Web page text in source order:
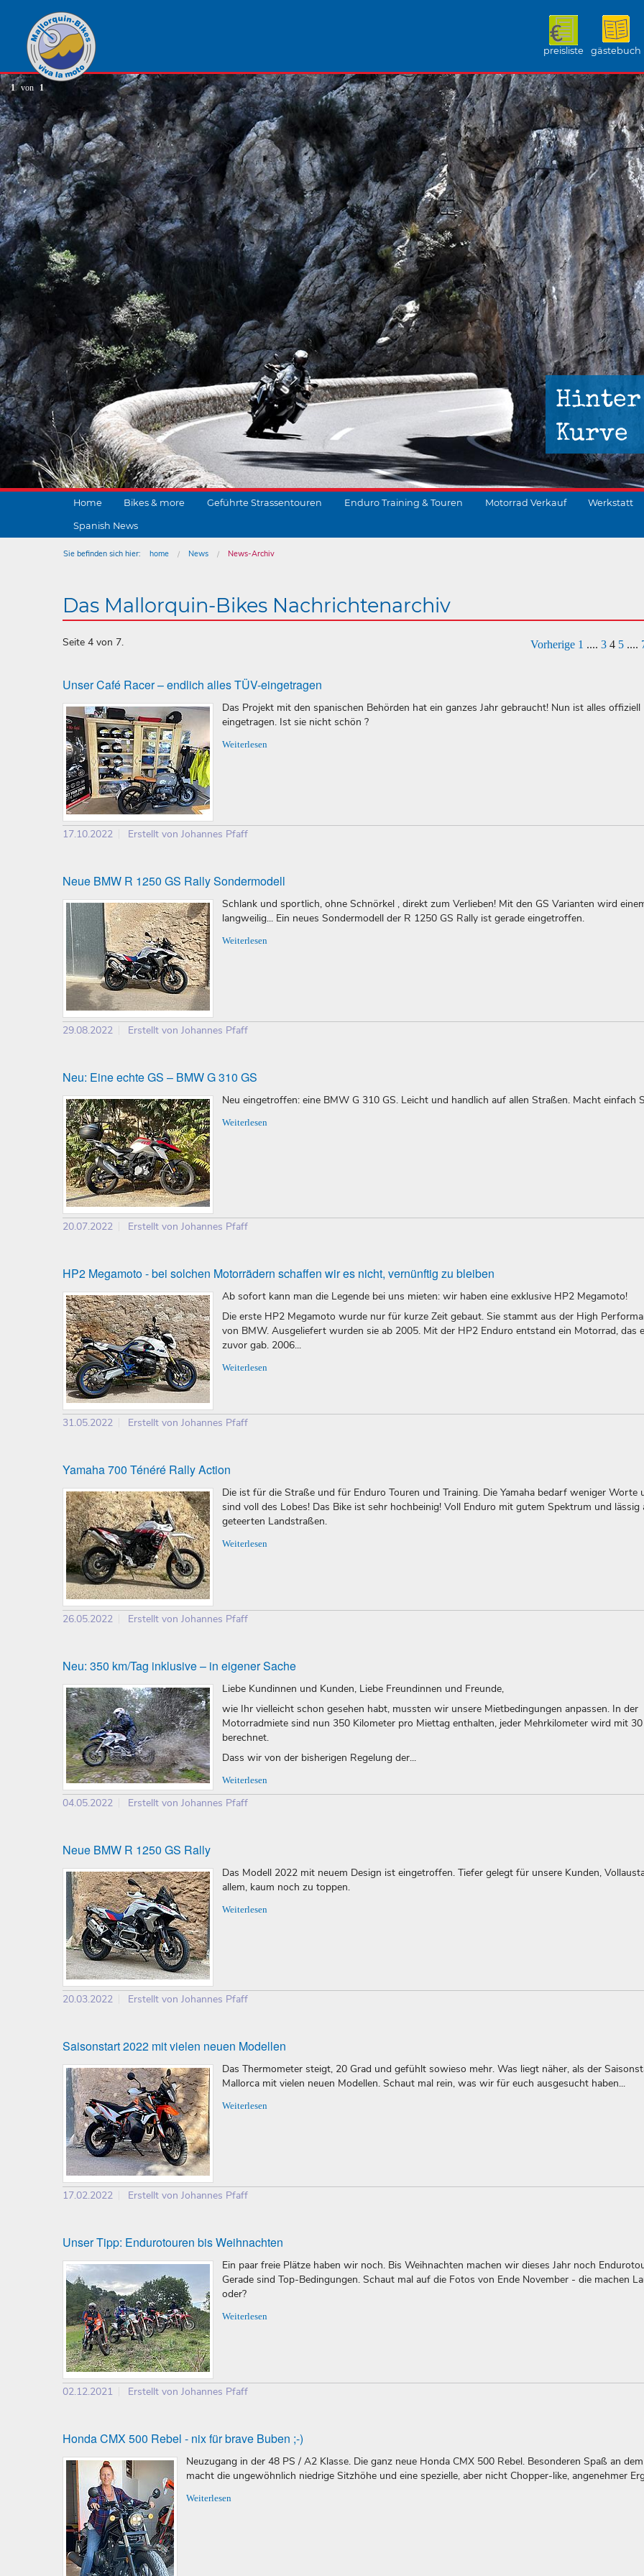
preisliste gästebuch
Hinter
Kurve
1 von 1
Home Bikes & more Geführte Strassentouren Enduro Training & Touren Motorrad Verkauf Werkstatt
Spanish News
Sie befinden sich hier: home News
News-Archiv
Das Mallorquin-Bikes Nachrichtenarchiv
Seite 4 von 7. Vorherige 1 .... 3 4 5 ....
Unser Café Racer – endlich alles TÜV-eingetragen
Das Projekt mit den spanischen Behörden hat ein ganzes Jahr gebraucht! Nun ist alles offiziell
eingetragen. Ist sie nicht schön ?
Weiterlesen
17.10.2022 Erstellt von Johannes Pfaff
Neue BMW R 1250 GS Rally Sondermodell
Schlank und sportlich, ohne Schnörkel , direkt zum Verlieben! Mit den GS Varianten wird
langweilig... Ein neues Sondermodell der R 1250 GS Rally ist gerade eingetroffen.
Weiterlesen
29.08.2022 Erstellt von Johannes Pfaff
Neu: Eine echte GS – BMW G 310 GS
Neu eingetroffen: eine BMW G 310 GS. Leicht und handlich auf allen Straßen. Macht einfach
Weiterlesen
20.07.2022 Erstellt von Johannes Pfaff
HP2 Megamoto - bei solchen Motorrädern schaffen wir es nicht, vernünftig zu bleiben
Ab sofort kann man die Legende bei uns mieten: wir haben eine exklusive HP2 Megamoto!
Die erste HP2 Megamoto wurde nur für kurze Zeit gebaut. Sie stammt aus der High
von BMW. Ausgeliefert wurden sie ab 2005. Mit der HP2 Enduro entstand ein Motorrad, das
zuvor gab. 2006...
Weiterlesen
31.05.2022 Erstellt von Johannes Pfaff
Yamaha 700 Ténéré Rally Action
Die ist für die Straße und für Enduro Touren und Training. Die Yamaha bedarf weniger Worte
sind voll des Lobes! Das Bike ist sehr hochbeinig! Voll Enduro mit gutem Spektrum und lässig
geteerten Landstraßen.
Weiterlesen
26.05.2022 Erstellt von Johannes Pfaff
Neu: 350 km/Tag inklusive – in eigener Sache
Liebe Kundinnen und Kunden, Liebe Freundinnen und Freunde,
wie Ihr vielleicht schon gesehen habt, mussten wir unsere Mietbedingungen anpassen. In der
Motorradmiete sind nun 350 Kilometer pro Miettag enthalten, jeder Mehrkilometer wird mit
berechnet.
Dass wir von der bisherigen Regelung der...
Weiterlesen
04.05.2022 Erstellt von Johannes Pfaff
Neue BMW R 1250 GS Rally
Das Modell 2022 mit neuem Design ist eingetroffen. Tiefer gelegt für unsere Kunden,
allem, kaum noch zu toppen.
Weiterlesen
20.03.2022 Erstellt von Johannes Pfaff
Saisonstart 2022 mit vielen neuen Modellen
Das Thermometer steigt, 20 Grad und gefühlt sowieso mehr. Was liegt näher, als der
Mallorca mit vielen neuen Modellen. Schaut mal rein, was wir für euch ausgesucht haben...
Weiterlesen
17.02.2022 Erstellt von Johannes Pfaff
Unser Tipp: Endurotouren bis Weihnachten
Ein paar freie Plätze haben wir noch. Bis Weihnachten machen wir dieses Jahr noch
Gerade sind Top-Bedingungen. Schaut mal auf die Fotos von Ende November - die machen
oder?
Weiterlesen
02.12.2021 Erstellt von Johannes Pfaff
Honda CMX 500 Rebel - nix für brave Buben ;-)
Neuzugang in der 48 PS / A2 Klasse. Die ganz neue Honda CMX 500 Rebel. Besonderen Spaß an
macht die ungewöhnlich niedrige Sitzhöhe und eine spezielle, aber nicht Chopper-like, angenehmer
Weiterlesen